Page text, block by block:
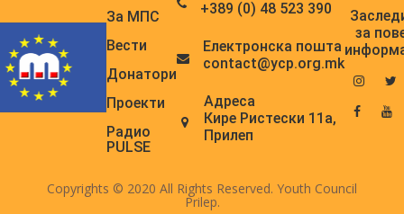
За МПС
Вести
Донатори
Проекти
Радио
PULSE
+389 (0) 48 523 390
Електронска поштa
contact@ycp.org.mk
Адреса
Кире Ристески 11а,
Прилеп
за
Copyrights © 2020 All Rights Reserved. Youth Council
Prilep.